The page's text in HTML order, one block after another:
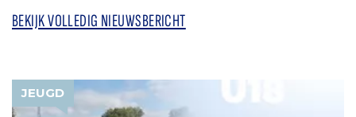
BEKIJK VOLLEDIG NIEUWSBERICHT
JEUGD